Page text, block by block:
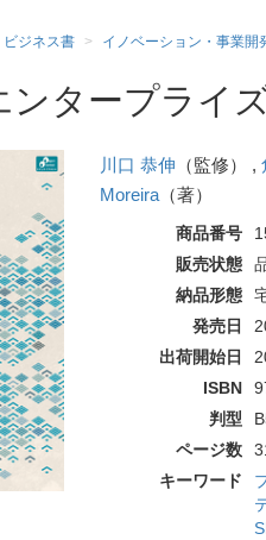
ビジネス書 イノベーション・事業開
ンタープライ
川口 恭伸 （監修） ,
Moreira（著）
商品番号
販売状態
納品形態
発売日
出荷開始日
ISBN
判型
ページ数
キーワード